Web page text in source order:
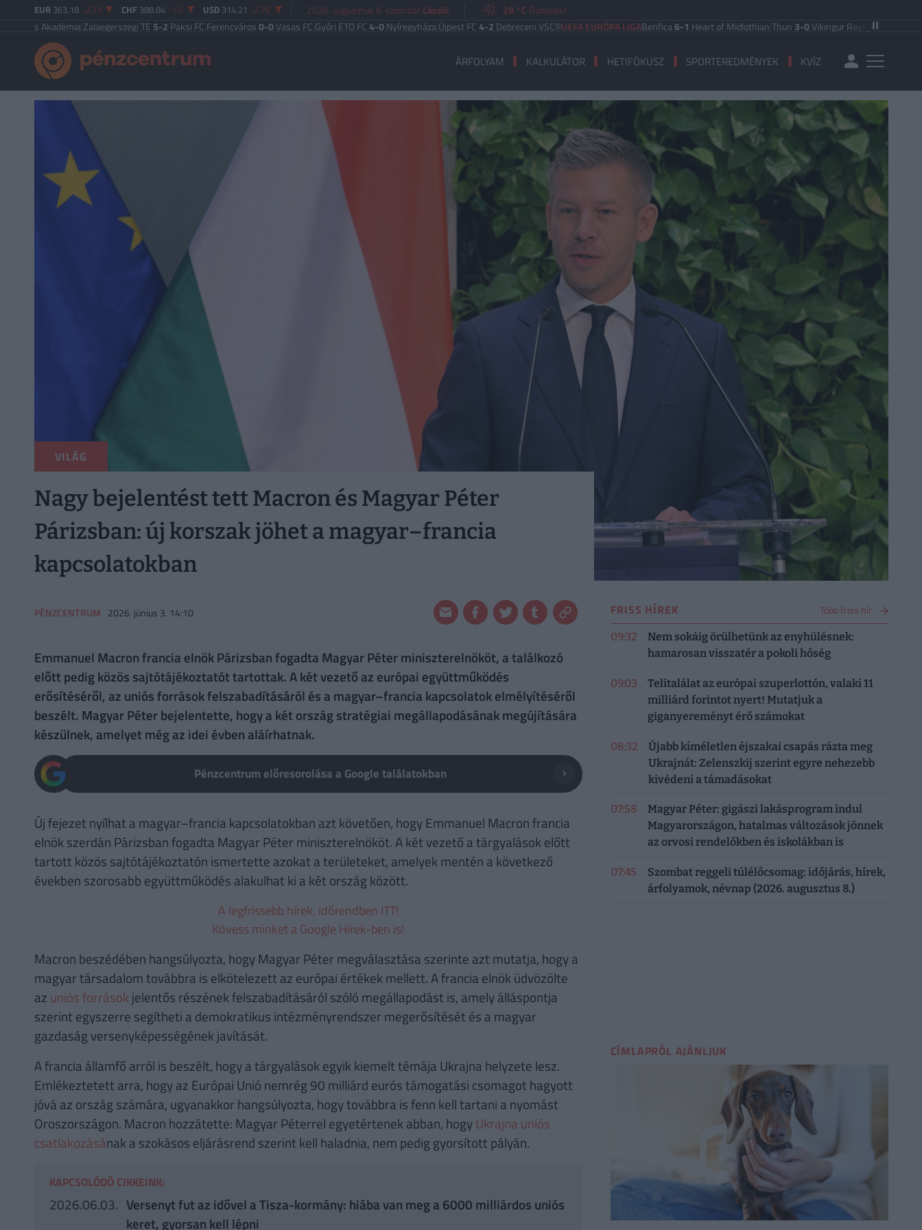
EUR 363.18 -2.23 CHF 388.84 -1.5 USD 314.21 -2.76 2026. augusztus 8. szombatLászló 29 °C Budapest
Akadémia|Zalaegerszegi TE5-2Paksi FC Ferencváros0-0Vasas FC|Győri ETO FC4-0Nyíregyháza|Újpest FC4-2Debreceni VSC UEFA EURÓPA LIGABenfica6-1Heart of Midlothian|Thun3-0Vikingur Reykjavik|PAOK Saloniki
ÁRFOLYAM KALKULÁTOR HETIFÓKUSZ SPORTEREDMÉNYEK KVÍZ
VILÁG
Nagy bejelentést tett Macron és Magyar Péter
Párizsban: új korszak jöhet a magyar–francia
kapcsolatokban
PÉNZCENTRUM 2026. június 3. 14:10
Emmanuel Macron francia elnök Párizsban fogadta Magyar Péter miniszterelnököt, a találkozó
előtt pedig közös sajtótájékoztatót tartottak. A két vezető az európai együttműködés
erősítéséről, az uniós források felszabadításáról és a magyar–francia kapcsolatok elmélyítéséről
beszélt. Magyar Péter bejelentette, hogy a két ország stratégiai megállapodásának megújítására
készülnek, amelyet még az idei évben aláírhatnak.
Pénzcentrum előresorolása a Google találatokban
Új fejezet nyílhat a magyar–francia kapcsolatokban azt követően, hogy Emmanuel Macron francia
elnök szerdán Párizsban fogadta Magyar Péter miniszterelnököt. A két vezető a tárgyalások előtt
tartott közös sajtótájékoztatón ismertette azokat a területeket, amelyek mentén a következő
években szorosabb együttműködés alakulhat ki a két ország között.
A legfrissebb hírek, időrendben ITT!
Kövess minket a Google Hírek-ben is!
Macron beszédében hangsúlyozta, hogy Magyar Péter megválasztása szerinte azt mutatja, hogy a
magyar társadalom továbbra is elkötelezett az európai értékek mellett. A francia elnök üdvözölte
az uniós források jelentős részének felszabadításáról szóló megállapodást is, amely álláspontja
szerint egyszerre segítheti a demokratikus intézményrendszer megerősítését és a magyar
gazdaság versenyképességének javítását.
A francia államfő arról is beszélt, hogy a tárgyalások egyik kiemelt témája Ukrajna helyzete lesz.
Emlékeztetett arra, hogy az Európai Unió nemrég 90 milliárd eurós támogatási csomagot hagyott
jóvá az ország számára, ugyanakkor hangsúlyozta, hogy továbbra is fenn kell tartani a nyomást
Oroszországon. Macron hozzátette: Magyar Péterrel egyetértenek abban, hogy Ukrajna uniós
csatlakozásának a szokásos eljárásrend szerint kell haladnia, nem pedig gyorsított pályán.
KAPCSOLÓDÓ CIKKEINK:
2026.06.03. Versenyt fut az idővel a Tisza-kormány: hiába van meg a 6000 milliárdos uniós
keret, gyorsan kell lépni
FRISS HÍREK Több friss hír
09:32
Nem sokáig örülhetünk az enyhülésnek:
hamarosan visszatér a pokoli hőség
09:03
Telitalálat az európai szuperlottón, valaki 11
milliárd forintot nyert! Mutatjuk a
giganyereményt érő számokat
08:32
Újabb kíméletlen éjszakai csapás rázta meg
Ukrajnát: Zelenszkij szerint egyre nehezebb
kivédeni a támadásokat
07:58
Magyar Péter: gigászi lakásprogram indul
Magyarországon, hatalmas változások jönnek
az orvosi rendelőkben és iskolákban is
07:45
Szombat reggeli túlélőcsomag: időjárás, hírek,
árfolyamok, névnap (2026. augusztus 8.)
CÍMLAPRÓL AJÁNLJUK